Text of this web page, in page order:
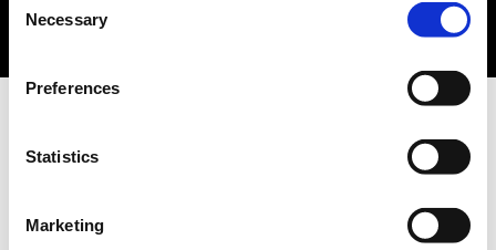
Selection
Necessary
Preferences
Statistics
Marketing